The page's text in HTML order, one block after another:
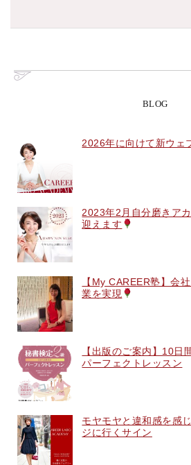
BLOG
2026年に向けて新ウェ
2023年2月自分磨きア
迎えます
【My CAREER塾】会
業を実現
【出版のご案内】10日
パーフェクトレッスン
モヤモヤと違和感を感
ジに行くサイン